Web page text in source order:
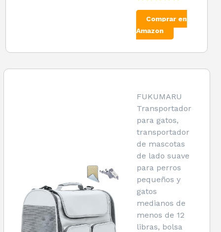
Comprar en
Amazon
FUKUMARU
Transportador
para gatos,
transportador
de mascotas
de lado suave
para perros
pequeños y
gatos
medianos de
menos de 12
libras, bolsa